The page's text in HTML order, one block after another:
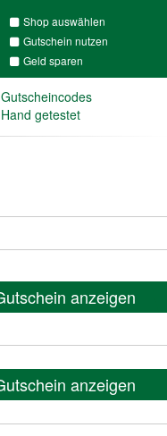
Shop auswählen
Gutschein nutzen
Geld sparen
getestet
anzeigen
anzeigen